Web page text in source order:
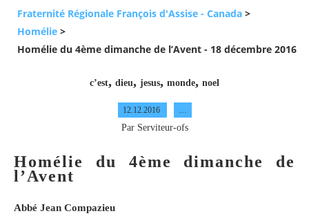
Fraternité Régionale François d'Assise - Canada >
Homélie >
Homélie du 4ème dimanche de l’Avent - 18 décembre 2016
c’est, dieu, jesus, monde, noel
12.12.2016
Par Serviteur-ofs
Homélie du 4ème dimanche de
l’Avent
Abbé Jean Compazieu